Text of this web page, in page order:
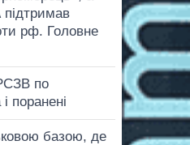
рф. Головне
по
поранені
базою, де